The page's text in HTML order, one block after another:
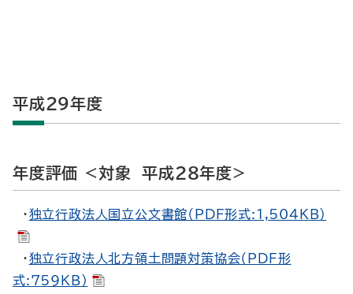
平成29年度
年度評価 <対象 平成28年度>
・独立行政法人国立公文書館（PDF形式:1,504KB）
・独立行政法人北方領土問題対策協会（PDF形
式:759KB）